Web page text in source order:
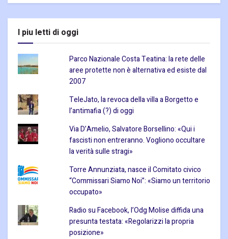
I piu letti di oggi
Parco Nazionale Costa Teatina: la rete delle
aree protette non è alternativa ed esiste dal
2007
TeleJato, la revoca della villa a Borgetto e
l’antimafia (?) di oggi
Via D’Amelio, Salvatore Borsellino: «Qui i
fascisti non entreranno. Vogliono occultare
la verità sulle stragi»
Torre Annunziata, nasce il Comitato civico
“Commissari Siamo Noi”: «Siamo un territorio
occupato»
Radio su Facebook, l’Odg Molise diffida una
presunta testata: «Regolarizzi la propria
posizione»